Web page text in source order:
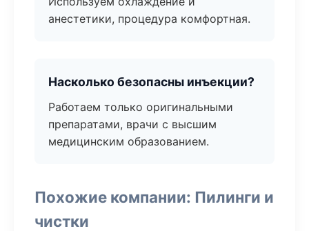
анестетики, процедура комфортная.
Насколько безопасны инъекции?
Работаем только оригинальными
препаратами, врачи с высшим
медицинским образованием.
Похожие компании: Пилинги и
чистки